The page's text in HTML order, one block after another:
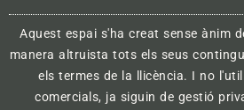
Aquest espai s'ha creat sense ànim
manera altruista tots els seus
els termes de la llicència. I no
comercials, ja siguin de gestió